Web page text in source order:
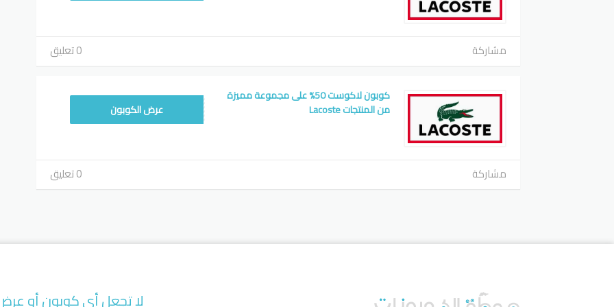
مشاركة 0 تعليق
كوبون لاكوست 50% على مجموعة مميزة
من المنتجات Lacoste
عرض الكوبون
مشاركة 0 تعليق
لا تجعل أي كوبون أو